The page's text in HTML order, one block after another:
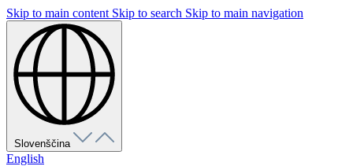
Skip to main content Skip to search Skip to main navigation
Slovenščina
English